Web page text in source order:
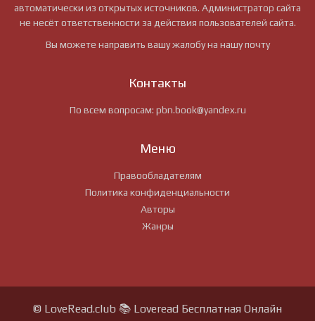
автоматически из открытых источников. Администратор сайта
не несёт ответственности за действия пользователей сайта.
Вы можете направить вашу жалобу на нашу почту
Контакты
По всем вопросам: pbn.book@yandex.ru
Меню
Правообладателям
Политика конфиденциальности
Авторы
Жанры
© LoveRead.club 📚 Loveread Бесплатная Онлайн